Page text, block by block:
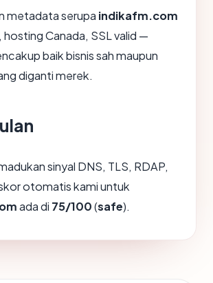
metadata serupa indikafm.com
Canada, SSL valid —
baik bisnis sah maupun
diganti merek.
sinyal DNS, TLS, RDAP,
otomatis kami untuk
ada di 75/100(safe).